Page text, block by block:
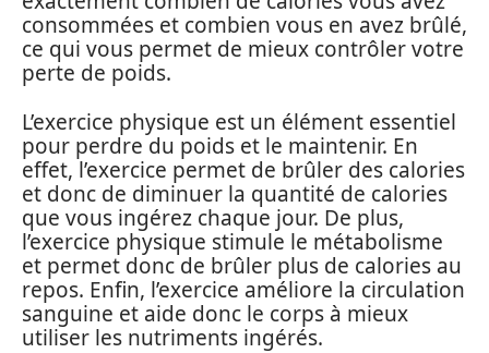
consommées et combien vous en avez brûlé,
ce qui vous permet de mieux contrôler votre
perte de poids.
L’exercice physique est un élément essentiel
pour perdre du poids et le maintenir. En
effet, l’exercice permet de brûler des calories
et donc de diminuer la quantité de calories
que vous ingérez chaque jour. De plus,
l’exercice physique stimule le métabolisme
et permet donc de brûler plus de calories au
repos. Enfin, l’exercice améliore la circulation
sanguine et aide donc le corps à mieux
utiliser les nutriments ingérés.